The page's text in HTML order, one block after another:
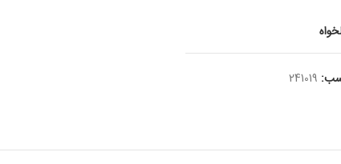
241019